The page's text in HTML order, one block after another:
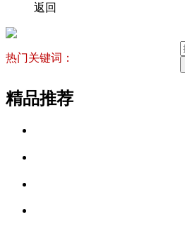
返回
热门关键词：
精品推荐